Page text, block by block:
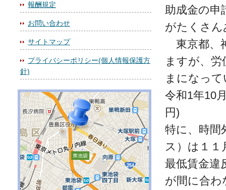
助成金の申
がたくさ
東京都、
ますが、
まになっ
令和1年10
円)
特に、時間
ス）は１１
最低賃金違
が間に合
報酬規定
お問い合わせ
サイトマップ
プライバシーポリシー(個人情報保護方
針)